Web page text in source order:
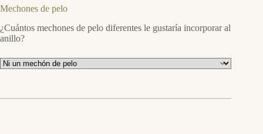
Mechones de pelo
¿Cuántos mechones de pelo diferentes le gustaría incorporar al
anillo?